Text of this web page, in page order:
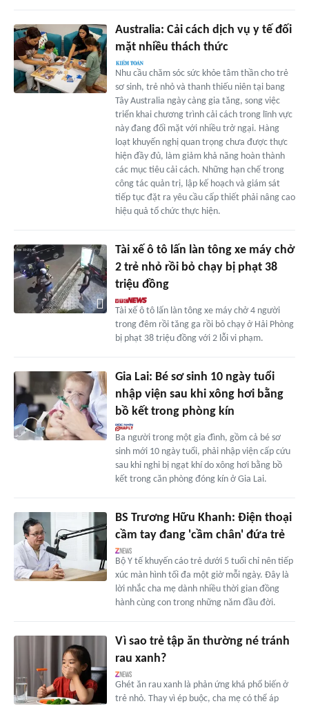
Australia: Cải cách dịch vụ y tế đối
mặt nhiều thách thức
Nhu cầu chăm sóc sức khỏe tâm thần cho trẻ
sơ sinh, trẻ nhỏ và thanh thiếu niên tại bang
Tây Australia ngày càng gia tăng, song việc
triển khai chương trình cải cách trong lĩnh vực
này đang đối mặt với nhiều trở ngại. Hàng
loạt khuyến nghị quan trọng chưa được thực
hiện đầy đủ, làm giảm khả năng hoàn thành
các mục tiêu cải cách. Những hạn chế trong
công tác quản trị, lập kế hoạch và giám sát
tiếp tục đặt ra yêu cầu cấp thiết phải nâng cao
hiệu quả tổ chức thực hiện.
Tài xế ô tô lấn làn tông xe máy chở
2 trẻ nhỏ rồi bỏ chạy bị phạt 38
triệu đồng
Tài xế ô tô lấn làn tông xe máy chở 4 người
trong đêm rồi tăng ga rồi bỏ chạy ở Hải Phòng
bị phạt 38 triệu đồng với 2 lỗi vi phạm.
Gia Lai: Bé sơ sinh 10 ngày tuổi
nhập viện sau khi xông hơi bằng
bồ kết trong phòng kín
Ba người trong một gia đình, gồm cả bé sơ
sinh mới 10 ngày tuổi, phải nhập viện cấp cứu
sau khi nghi bị ngạt khí do xông hơi bằng bồ
kết trong căn phòng đóng kín ở Gia Lai.
BS Trương Hữu Khanh: Điện thoại
cầm tay đang 'cầm chân' đứa trẻ
Bộ Y tế khuyến cáo trẻ dưới 5 tuổi chỉ nên tiếp
xúc màn hình tối đa một giờ mỗi ngày. Đây là
lời nhắc cha mẹ dành nhiều thời gian đồng
hành cùng con trong những năm đầu đời.
Vì sao trẻ tập ăn thường né tránh
rau xanh?
Ghét ăn rau xanh là phản ứng khá phổ biến ở
trẻ nhỏ. Thay vì ép buộc, cha mẹ có thể áp